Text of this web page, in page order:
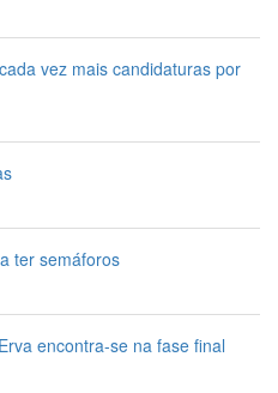
vez mais candidaturas por
ter semáforos
encontra-se na fase final